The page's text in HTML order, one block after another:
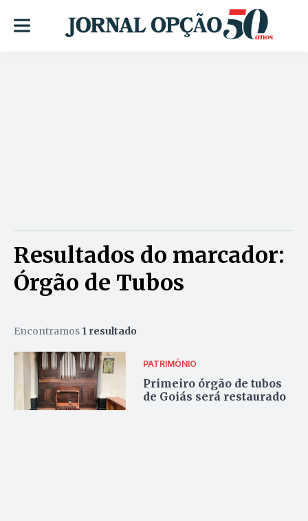
Resultados do marcador:
Órgão de Tubos
Encontramos 1 resultado
PATRIMÔNIO
Primeiro órgão de tubos
de Goiás será restaurado